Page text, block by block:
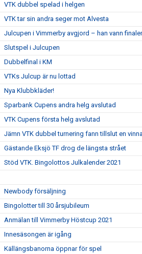
VTK dubbel spelad i helgen
VTK tar sin andra seger mot Alvesta
Julcupen i Vimmerby avgjord – han vann
Slutspel i Julcupen
Dubbelfinal i KM
VTKs Julcup är nu lottad
Nya Klubbkläder!
Sparbank Cupens andra helg avslutad
VTK Cupens första helg avslutad
Jämn VTK dubbel turnering fann tillslut en
Gästande Eksjö TF drog de längsta strået
Stöd VTK. Bingolottos Julkalender 2021
Newbody försäljning
Bingolotter till 30 årsjubileum
Anmälan till Vimmerby Höstcup 2021
Innesäsongen är igång
Källängsbanorna öppnar för spel